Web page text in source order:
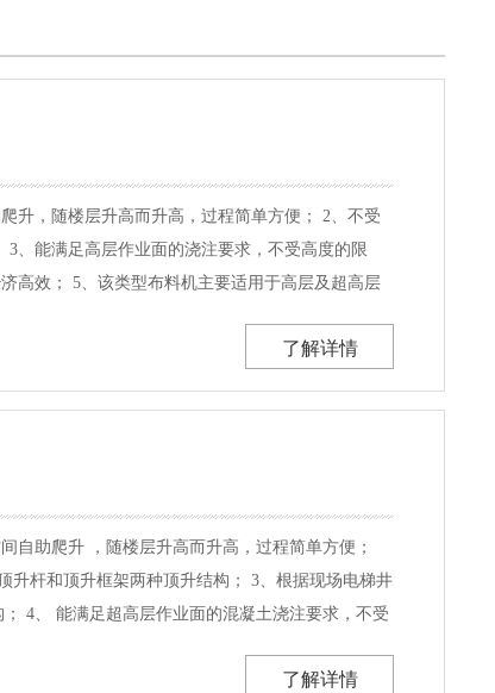
升，随楼层升高而升高，过程简单方便； 2、不受
3、能满足高层作业面的浇注要求，不受高度的限
高效； 5、该类型布料机主要适用于高层及超高层
了解详情
自助爬升 ，随楼层升高而升高，过程简单方便；
升杆和顶升框架两种顶升结构； 3、根据现场电梯井
4、 能满足超高层作业面的混凝土浇注要求，不受
道的建筑物。 产品参数： 型号 HGY19 HGY21
了解详情